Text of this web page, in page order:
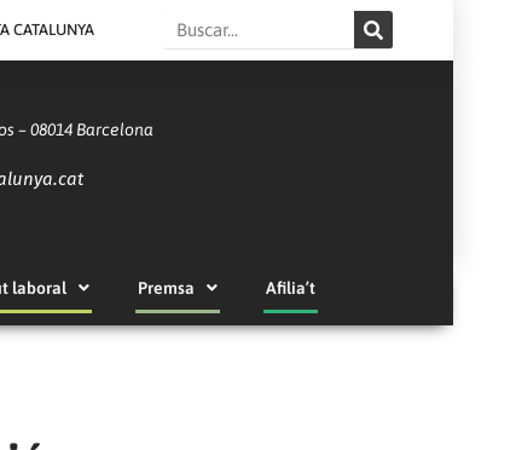
CATALUNYA Search
– 08014 Barcelona
laboral Premsa Afilia’t